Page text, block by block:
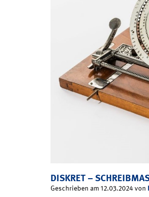
DISKRET –
Geschrieben am 12.03.2024 von